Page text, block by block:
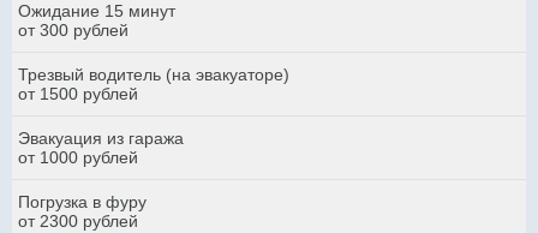
Ожидание 15 минут
от 300 рублей
Трезвый водитель (на эвакуаторе)
от 1500 рублей
Эвакуация из гаража
от 1000 рублей
Погрузка в фуру
от 2300 рублей